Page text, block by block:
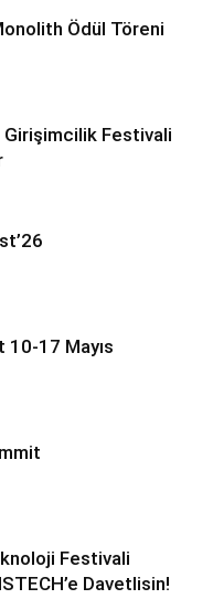
Ödül Töreni
Girişimcilik Festivali
17 Mayıs
Festivali
Davetlisin!